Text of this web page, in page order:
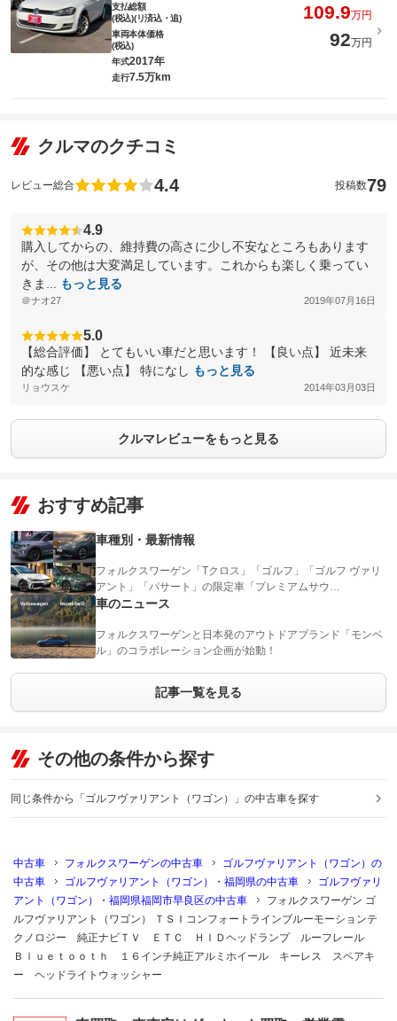
支払総額
(税込)(リ済込・追)
109.9万円
車両本体価格
(税込)
92万円
年式2017年
走行7.5万km
クルマのクチコミ
レビュー総合 4.4 投稿数79
4.9
購入してからの、維持費の高さに少し不安なところもあります
が、その他は大変満足しています。これからも楽しく乗ってい
きま...
もっと見る
＠ナオ27 2019年07月16日
5.0
【総合評価】 とてもいい車だと思います！ 【良い点】 近未来
的な感じ 【悪い点】 特になし もっと見る
リョウスケ 2014年03月03日
クルマレビューをもっと見る
おすすめ記事
車種別・最新情報
フォルクスワーゲン「Tクロス」「ゴルフ」「ゴルフ ヴァリ
アント」「パサート」の限定車「プレミアムサウ…
車のニュース
フォルクスワーゲンと日本発のアウトドアブランド「モンベ
ル」のコラボレーション企画が始動！
記事一覧を見る
その他の条件から探す
同じ条件から「ゴルフヴァリアント（ワゴン）」の中古車を探す
中古車 フォルクスワーゲンの中古車
ゴルフヴァリアント（ワゴン）の
中古車
ゴルフヴァリアント（ワゴン）・福岡県の中古車
ゴルフヴァリ
アント（ワゴン）・福岡県福岡市早良区の中古車
フォルクスワーゲン ゴ
ルフヴァリアント（ワゴン） ＴＳＩコンフォートラインブルーモーションテ
クノロジー 純正ナビＴＶ ＥＴＣ ＨＩＤヘッドランプ ルーフレール
Ｂｌｕｅｔｏｏｔｈ １６インチ純正アルミホイール キーレス スペアキ
ー ヘッドライトウォッシャー